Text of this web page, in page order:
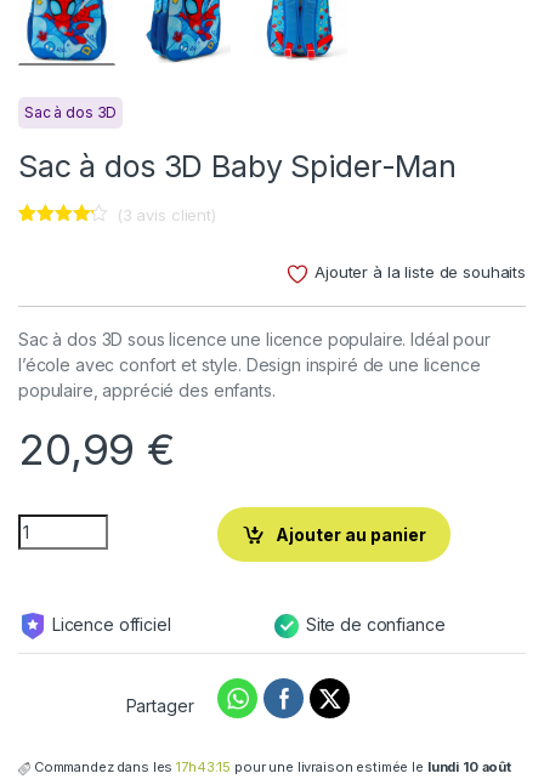
Sac à dos 3D
Sac à dos 3D Baby Spider-Man
notations
(3 avis client)
Ajouter à la liste de souhaits
Sac à dos 3D sous licence une licence populaire. Idéal pour
l’école avec confort et style. Design inspiré de une licence
populaire, apprécié des enfants.
20,99 €
Ajouter au panier
Licence officiel Site de confiance
Partager
Commandez dans les17h43:14 pour une livraison estimée le lundi 10 août